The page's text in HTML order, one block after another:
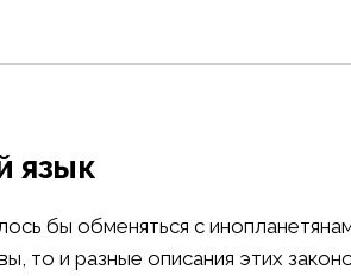
язык
бы обменяться с
то и разные описания этих